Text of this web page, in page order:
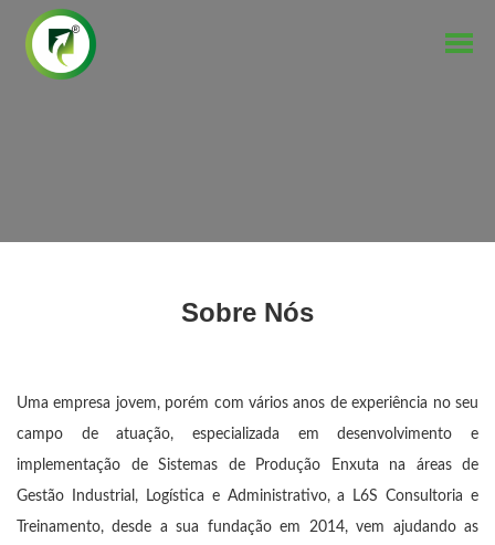
Sobre Nós
Uma empresa jovem, porém com vários anos de experiência no seu
campo de atuação, especializada em desenvolvimento e
implementação de Sistemas de Produção Enxuta na áreas de
Gestão Industrial, Logística e Administrativo, a L6S Consultoria e
Treinamento, desde a sua fundação em 2014, vem ajudando as